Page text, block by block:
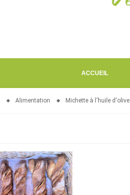
ACCUEIL
Alimentation Michette à l'huile d'olive